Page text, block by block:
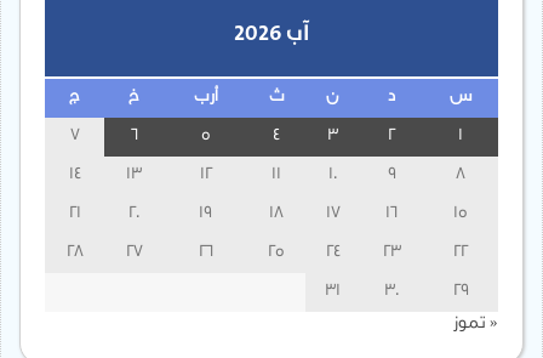
آب 2026
س ن ث أرب خ ج
3
13
14
15
16
17
18
19
20
21
22
23
24
25
26
27
28
29
30
31
« تموز